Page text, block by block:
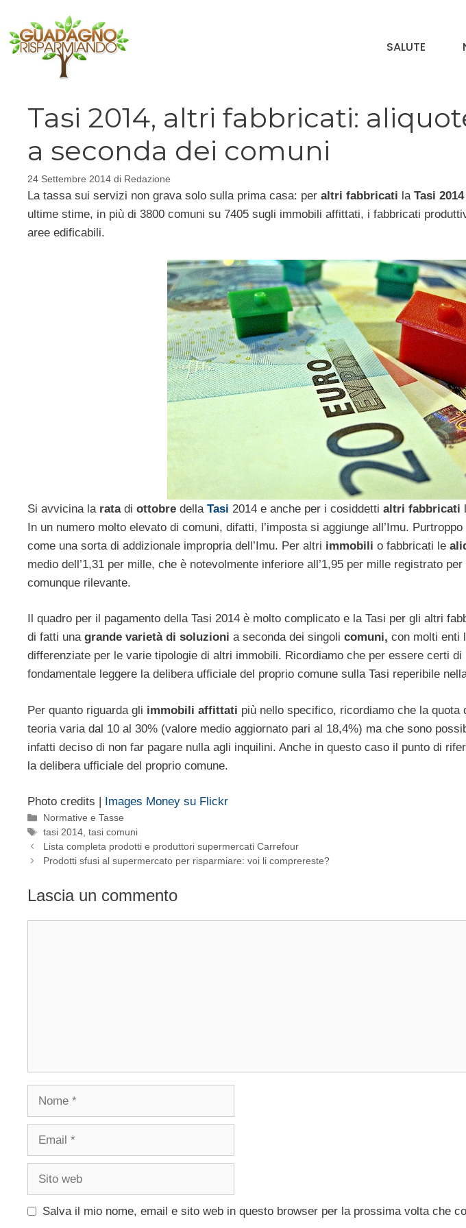
contenuto
SALUTE
Tasi 2014, altri fabbricati:
a seconda dei comuni
24 Settembre 2014 di Redazione
La tassa sui servizi non grava solo sulla prima casa: per altri fabbricati la Tasi 2014
ultime stime, in più di 3800 comuni su 7405 sugli immobili affittati, i fabbricati
aree edificabili.
Si avvicina la ratadi ottobre della Tasi 2014 e anche per i cosiddetti altri fabbricati
In un numero molto elevato di comuni, difatti, l’imposta si aggiunge all’Imu.
come una sorta di addizionale impropria dell’Imu. Per altri immobili o fabbricati le
medio dell’1,31 per mille, che è notevolmente inferiore all’1,95 per mille registrato
comunque rilevante.
Il quadro per il pagamento della Tasi 2014 è molto complicato e la Tasi per gli altri
di fatti una grande varietà di soluzioni a seconda dei singoli comuni, con molti enti
differenziate per le varie tipologie di altri immobili. Ricordiamo che per essere certi di
fondamentale leggere la delibera ufficiale del proprio comune sulla Tasi reperibile
Per quanto riguarda gli immobili affittati più nello specifico, ricordiamo che la quota
teoria varia dal 10 al 30% (valore medio aggiornato pari al 18,4%) ma che sono
infatti deciso di non far pagare nulla agli inquilini. Anche in questo caso il punto di
la delibera ufficiale del proprio comune.
Photo credits | Images Money su Flickr
Categorie
Normative e Tasse
Tag
tasi 2014,tasi comuni
Lista completa prodotti e produttori supermercati Carrefour
Prodotti sfusi al supermercato per risparmiare: voi li comprereste?
Lascia un commento
Salva il mio nome, email e sito web in questo browser per la prossima volta che